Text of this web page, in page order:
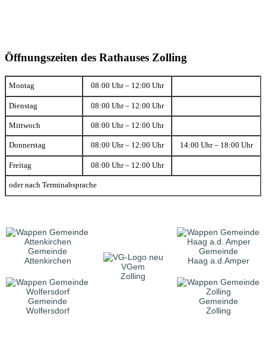
Öffnungszeiten des Rathauses Zolling
Montag 08:00 Uhr – 12:00 Uhr
Dienstag 08:00 Uhr – 12:00 Uhr
Mittwoch 08:00 Uhr – 12:00 Uhr
Donnerstag 08:00 Uhr – 12:00 Uhr 14:00 Uhr – 18:00 Uhr
Freitag 08:00 Uhr – 12:00 Uhr
oder nach Terminabsprache
Gemeinde
Attenkirchen
VGem
Zolling
Gemeinde
Haag a.d.Amper
Gemeinde
Wolfersdorf
Gemeinde
Zolling